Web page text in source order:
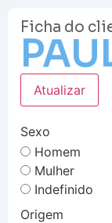
Ficha do
Atualizar
Sexo
Homem
Mulher
Indefinido
Origem